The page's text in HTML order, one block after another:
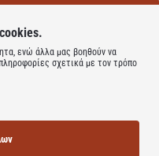
METHOXYCINNAMATE,
CIRE D’ABEILLE,
PARKII
(NANO), AROMA/FLAVOR,
AMYGDALUS DULCIS
HYDROGENATED
CITRIC ACID.
ενώ άλλα μας βοηθούν να
σχετικά με τον τρόπο